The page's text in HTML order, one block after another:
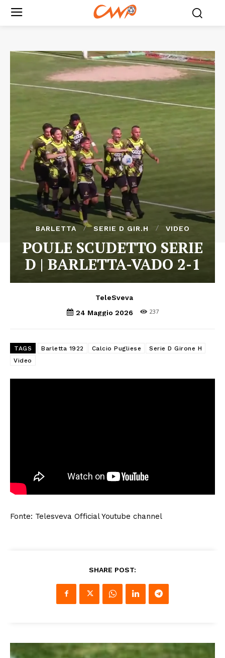
BARLETTA SERIE D GIR.H VIDEO
POULE SCUDETTO SERIE
D | BARLETTA-VADO 2-1
TeleSveva
24 Maggio 2026
237
TAGS Barletta 1922 Calcio Pugliese
Serie D Girone H
Video
Fonte: Telesveva Official Youtube channel
SHARE POST: